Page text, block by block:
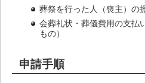
葬祭を行った人（喪主）の
会葬礼状・葬儀費用の支払
もの）
申請手順